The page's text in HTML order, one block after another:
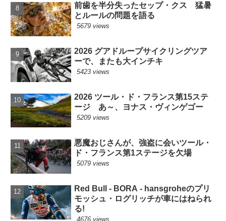
前歯を半分失ったセップ・クス 猛暑
とルールの問題を語る
5679 views
2026 グアドループサイクリングツア
ーで、またも大インチキ
5423 views
2026 ツール・ド・フランス第15ステ
ージ あ～、ヨナス・ヴィンゲゴー
5209 views
悪魔おじさんが、強盗に会いツール・
ド・フランス第1ステージを欠場
5079 views
Red Bull - BORA - hansgroheのプリ
モッシュ・ログリッチが車にはねられ
る!
4676 views